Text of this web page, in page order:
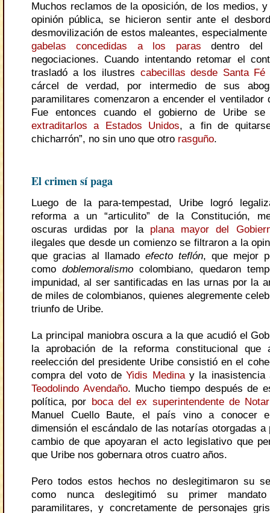
Muchos reclamos de la oposición, de los medios,
opinión pública, se hicieron sentir ante el
desmovilización de estos maleantes,
gabelas concedidas a los paras dentro del
negociaciones. Cuando intentando retomar el
trasladó a los ilustres cabecillas desde Santa Fé
cárcel de verdad, por intermedio de sus
paramilitares comenzaron a encender el ventilador
Fue entonces cuando el gobierno de Uribe
extraditarlos a Estados Unidos, a fin de
chicharrón”, no sin uno que otro rasguño.
El crimen sí paga
Luego de la para-tempestad, Uribe logró
reforma a un “articulito” de la Constitución,
oscuras urdidas por la plana mayor del
ilegales que desde un comienzo se filtraron a la
que gracias al llamado efecto teflón, que mejor
como doblemoralismo colombiano, quedaron
impunidad, al ser santificadas en las urnas por la
de miles de colombianos, quienes alegremente
triunfo de Uribe.
La principal maniobra oscura a la que acudió el
la aprobación de la reforma constitucional
reelección del presidente Uribe consistió en el
compra del voto deYidis Medinay la inasistencia
Teodolindo Avendaño. Mucho tiempo después de
política, por boca del ex superintendente de
Manuel Cuello Baute, el país vino a conocer
dimensión el escándalo de las notarías otorgadas a
cambio de que apoyaran el acto legislativo que
que Uribe nos gobernara otros cuatro años.
Pero todos estos hechos no deslegitimaron su
como nunca deslegitimó su primer
paramilitares, y concretamente de personajes